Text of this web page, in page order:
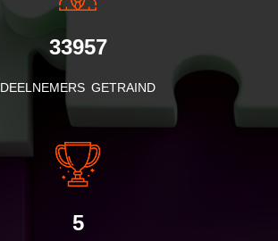
33957
DEELNEMERS GETRAIND
5